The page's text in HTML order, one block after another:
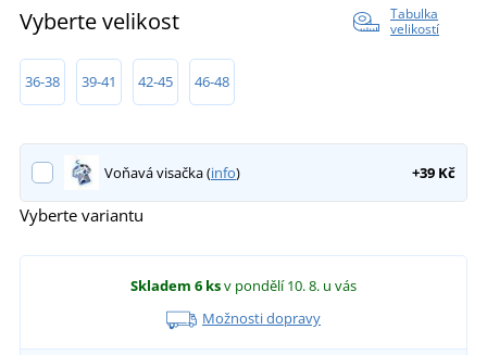
Vyberte velikost
Tabulka
velikostí
36-38 39-41 42-45 46-48
Voňavá visačka (info) +39 Kč
Vyberte variantu
Skladem 6 ksv pondělí 10. 8. u vás
Možnosti dopravy